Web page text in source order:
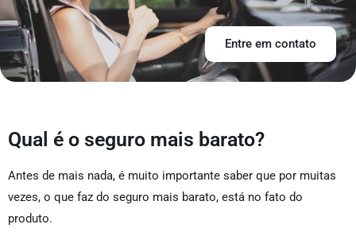
Entre em contato
Qual é o seguro mais barato?
Antes de mais nada, é muito importante saber que por muitas
vezes, o que faz do seguro mais barato, está no fato do
produto.